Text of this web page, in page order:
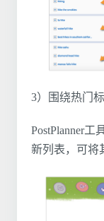
3）围绕热门
PostPlanner工
新列表，可将